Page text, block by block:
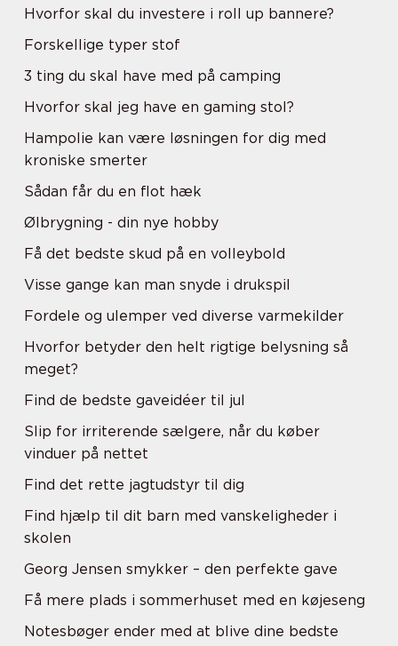
Hvorfor skal du investere i roll up bannere?
Forskellige typer stof
3 ting du skal have med på camping
Hvorfor skal jeg have en gaming stol?
Hampolie kan være løsningen for dig med
kroniske smerter
Sådan får du en flot hæk
Ølbrygning - din nye hobby
Få det bedste skud på en volleybold
Visse gange kan man snyde i drukspil
Fordele og ulemper ved diverse varmekilder
Hvorfor betyder den helt rigtige belysning så
meget?
Find de bedste gaveidéer til jul
Slip for irriterende sælgere, når du køber
vinduer på nettet
Find det rette jagtudstyr til dig
Find hjælp til dit barn med vanskeligheder i
skolen
Georg Jensen smykker – den perfekte gave
Få mere plads i sommerhuset med en køjeseng
Notesbøger ender med at blive dine bedste